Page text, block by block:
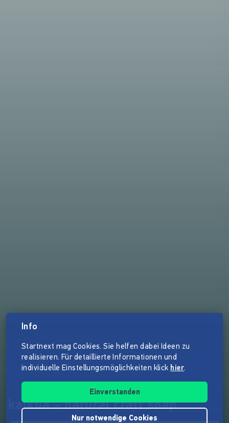
kaikua - natural craft soap
Info
Startnext mag Cookies. Sie helfen dabei Ideen zu
realisieren. Für detaillierte Informationen und
individuelle Einstellungsmöglichkeiten klick hier.
Einverstanden
Nur notwendige Cookies